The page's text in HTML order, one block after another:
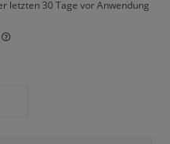
letzten 30 Tage vor Anwendung